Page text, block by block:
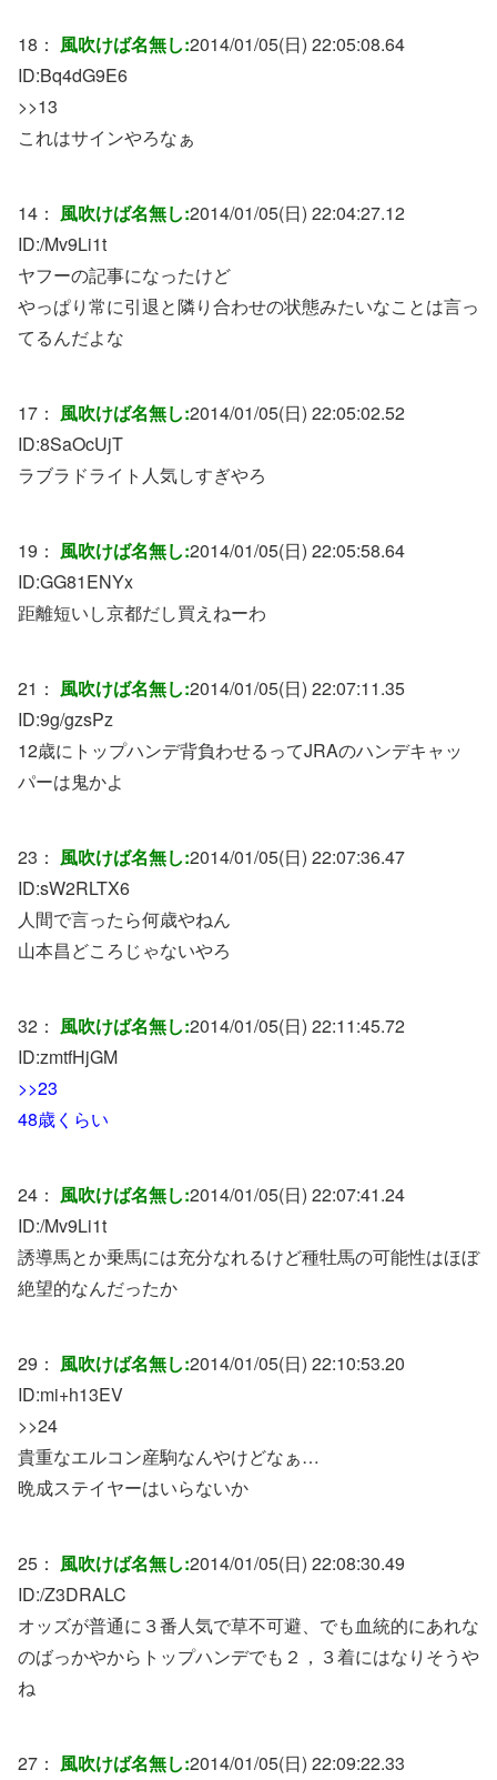
18： 風吹けば名無し:2014/01/05(日) 22:05:08.64
ID:Bq4dG9E6
>>13
これはサインやろなぁ
14： 風吹けば名無し:2014/01/05(日) 22:04:27.12
ID:/Mv9Li1t
ヤフーの記事になったけど
やっぱり常に引退と隣り合わせの状態みたいなことは言っ
てるんだよな
17： 風吹けば名無し:2014/01/05(日) 22:05:02.52
ID:8SaOcUjT
ラブラドライト人気しすぎやろ
19： 風吹けば名無し:2014/01/05(日) 22:05:58.64
ID:GG81ENYx
距離短いし京都だし買えねーわ
21： 風吹けば名無し:2014/01/05(日) 22:07:11.35
ID:9g/gzsPz
12歳にトップハンデ背負わせるってJRAのハンデキャッ
パーは鬼かよ
23： 風吹けば名無し:2014/01/05(日) 22:07:36.47
ID:sW2RLTX6
人間で言ったら何歳やねん
山本昌どころじゃないやろ
32： 風吹けば名無し:2014/01/05(日) 22:11:45.72
ID:zmtfHjGM
>>23
48歳くらい
24： 風吹けば名無し:2014/01/05(日) 22:07:41.24
ID:/Mv9Li1t
誘導馬とか乗馬には充分なれるけど種牡馬の可能性はほぼ
絶望的なんだったか
29： 風吹けば名無し:2014/01/05(日) 22:10:53.20
ID:mi+h13EV
>>24
貴重なエルコン産駒なんやけどなぁ…
晩成ステイヤーはいらないか
25： 風吹けば名無し:2014/01/05(日) 22:08:30.49
ID:/Z3DRALC
オッズが普通に３番人気で草不可避、でも血統的にあれな
のばっかやからトップハンデでも２，３着にはなりそうや
ね
27： 風吹けば名無し:2014/01/05(日) 22:09:22.33